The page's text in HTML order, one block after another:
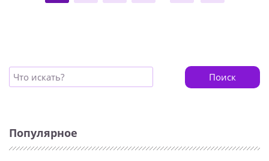
Поиск
Популярное